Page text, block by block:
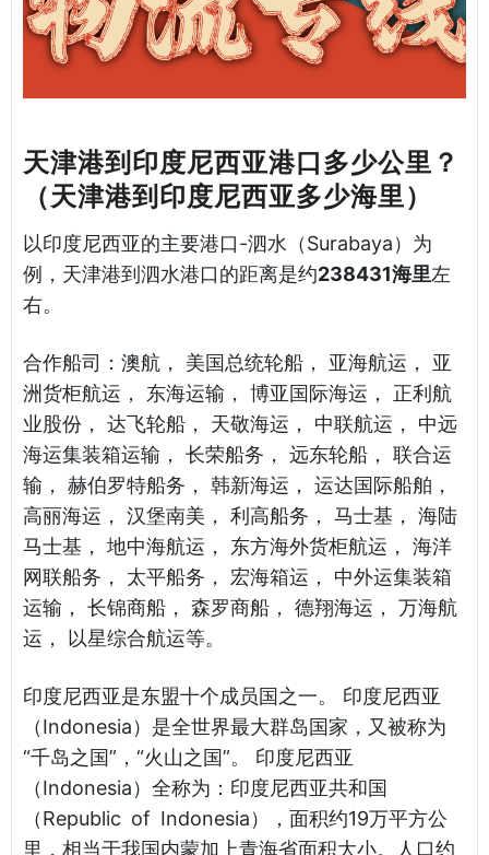
天津港到印度尼西亚港口多少公里？
（天津港到印度尼西亚多少海里）
以印度尼西亚的主要港口-泗水（Surabaya）为
例，天津港到泗水港口的距离是约238431海里左
右。
合作船司：澳航， 美国总统轮船， 亚海航运， 亚
洲货柜航运， 东海运输， 博亚国际海运， 正利航
业股份， 达飞轮船， 天敬海运， 中联航运， 中远
海运集装箱运输， 长荣船务， 远东轮船， 联合运
输， 赫伯罗特船务， 韩新海运， 运达国际船舶，
高丽海运， 汉堡南美， 利高船务， 马士基， 海陆
马士基， 地中海航运， 东方海外货柜航运， 海洋
网联船务， 太平船务， 宏海箱运， 中外运集装箱
运输， 长锦商船， 森罗商船， 德翔海运， 万海航
运， 以星综合航运等。
印度尼西亚是东盟十个成员国之一。 印度尼西亚
（Indonesia）是全世界最大群岛国家，又被称为
“千岛之国”，“火山之国”。 印度尼西亚
（Indonesia）全称为：印度尼西亚共和国
（Republic of Indonesia），面积约19万平方公
里，相当于我国内蒙加上青海省面积大小。人口约